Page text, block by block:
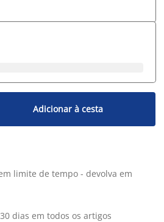
Adicionar à cesta
limite de tempo - devolva em
dias em todos os artigos